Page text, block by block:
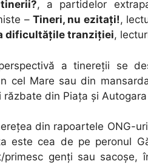
, a partidelor
– Tineri, nu ezitaţi!,
dificultăţile tranziţiei,
a tinereţii se
cel Mare sau din
răzbate din Piaţa şi
din rapoartele ONG-
este cea de pe peronul
primesc genţi sau sacoşe,